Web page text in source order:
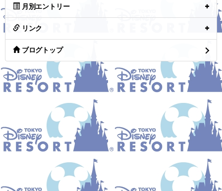
月別エントリー
リンク
ブログトップ